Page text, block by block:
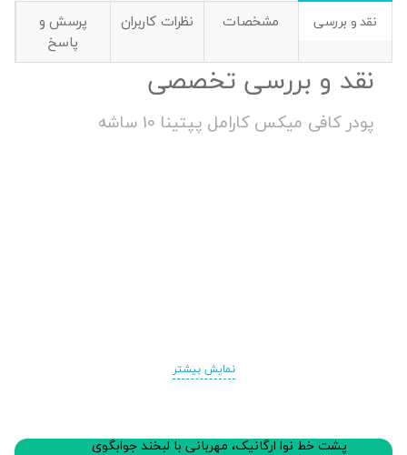
نقد و بررسی مشخصات نظرات کاربران
پرسش و
پاسخ
نقد و بررسی تخصصی
پودر کافی میکس کارامل پپتینا 10 ساشه
نمایش بیشتر
پشت خط نوا ارگانیک، مهربانی با لبخند جوابگوی